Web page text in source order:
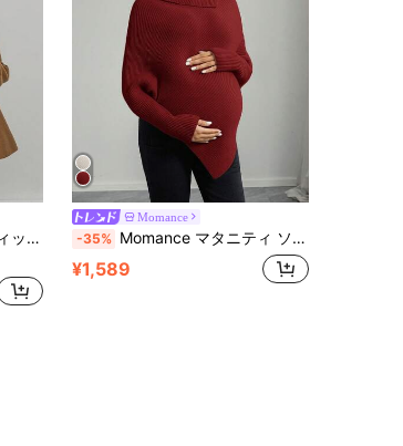
ニティセーター
Momance
-35% Momance マタニティ ソリッドカラー タートルネック バットウィング 長袖 非対称裾 ファッショナブルニットセーター
¥1,589